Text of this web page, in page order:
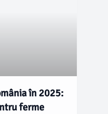
în 2025:
ferme